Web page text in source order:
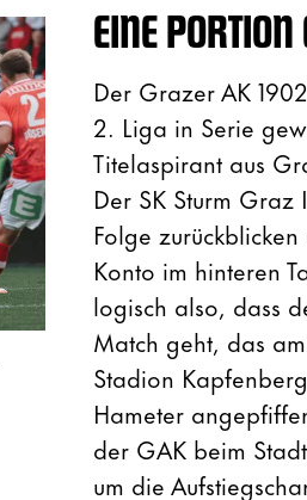
EINE
Der Grazer AK
2. Liga in Serie
Titelaspirant aus
Der SK Sturm
Folge
Konto im hinteren
logisch also, dass
Match geht, das
Stadion
Hameter
der GAK beim
um die